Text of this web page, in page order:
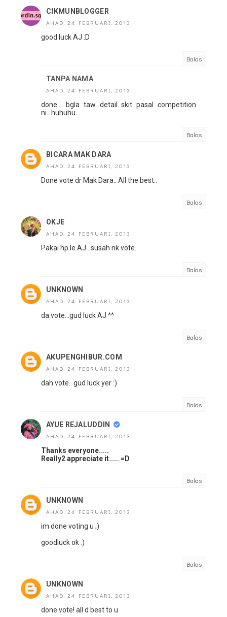
CIKMUNBLOGGER
AHAD, 24 FEBRUARI, 2013
good luck AJ :D
Balas
TANPA NAMA
AHAD, 24 FEBRUARI, 2013
done... bgla taw detail skit pasal competition
ni...huhuhu
Balas
BICARA MAK DARA
AHAD, 24 FEBRUARI, 2013
Done vote dr Mak Dara.. All the best..
Balas
OKJE
AHAD, 24 FEBRUARI, 2013
Pakai hp le AJ...susah nk vote..
Balas
UNKNOWN
AHAD, 24 FEBRUARI, 2013
da vote...gud luck AJ ^^
Balas
AKUPENGHIBUR.COM
AHAD, 24 FEBRUARI, 2013
dah vote.. gud luck yer :)
Balas
AYUE REJALUDDIN
AHAD, 24 FEBRUARI, 2013
Thanks everyone.....
Really2 appreciate it..... =D
Balas
UNKNOWN
AHAD, 24 FEBRUARI, 2013
im done voting u ;)
goodluck ok :)
Balas
UNKNOWN
AHAD, 24 FEBRUARI, 2013
done vote! all d best to u